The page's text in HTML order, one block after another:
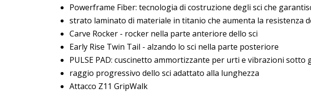
Powerframe Fiber: tecnologia di costruzione degli sci che
strato laminato di materiale in titanio che aumenta la resistenza
Carve Rocker - rocker nella parte anteriore dello sci
Early Rise Twin Tail - alzando lo sci nella parte posteriore
PULSE PAD: cuscinetto ammortizzante per urti e vibrazioni sotto
raggio progressivo dello sci adattato alla lunghezza
Attacco Z11 GripWalk